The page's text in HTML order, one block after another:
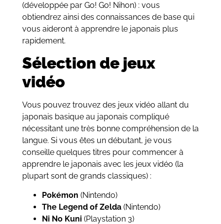
(développée par Go! Go! Nihon) : vous
obtiendrez ainsi des connaissances de base qui
vous aideront à apprendre le japonais plus
rapidement.
Sélection de jeux
vidéo
Vous pouvez trouvez des jeux vidéo allant du
japonais basique au japonais compliqué
nécessitant une très bonne compréhension de la
langue. Si vous êtes un débutant, je vous
conseille quelques titres pour commencer à
apprendre le japonais avec les jeux vidéo (la
plupart sont de grands classiques) :
Pokémon (Nintendo)
The Legend of Zelda(Nintendo)
Ni No Kuni(Playstation 3)